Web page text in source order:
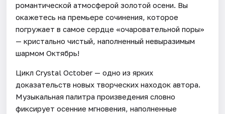
романтической атмосферой золотой осени. Вы
окажетесь на премьере сочинения, которое
погружает в самое сердце «очаровательной поры»
— кристально чистый, наполненный невыразимым
шармом Октябрь!
Цикл Crystal October — одно из ярких
доказательств новых творческих находок автора.
Музыкальная палитра произведения словно
фиксирует осенние мгновения, наполненные